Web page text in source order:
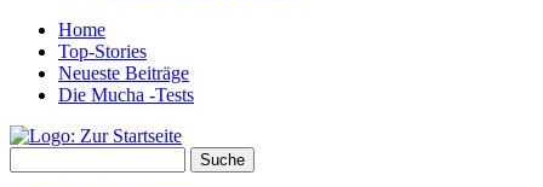
Home
Top-Stories
Neueste Beiträge
Die Mucha -Tests